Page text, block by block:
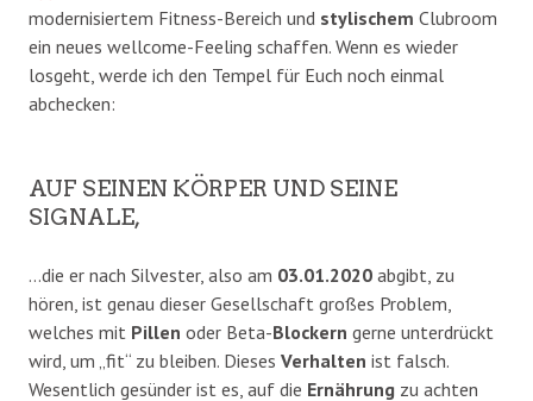
modernisiertem Fitness-Bereich und stylischem Clubroom
ein neues wellcome-Feeling schaffen. Wenn es wieder
losgeht, werde ich den Tempel für Euch noch einmal
abchecken:
AUF SEINEN KÖRPER UND SEINE
SIGNALE,
…die er nach Silvester, also am 03.01.2020 abgibt, zu
hören, ist genau dieser Gesellschaft großes Problem,
welches mit Pillen oder Beta-Blockern gerne unterdrückt
wird, um „fit“ zu bleiben. Dieses Verhalten ist falsch.
Wesentlich gesünder ist es, auf die Ernährung zu achten